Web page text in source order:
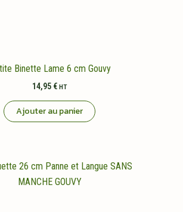
Binette Lame 6 cm Gouvy
14,95 € HT
Ajouter au panier